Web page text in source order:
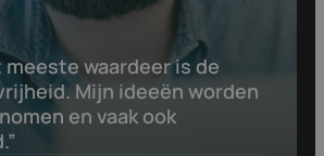
meeste waardeer is de
Mijn ideeën worden
en vaak ook